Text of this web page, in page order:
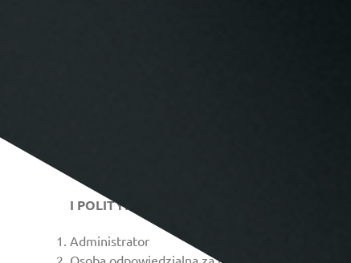
I POLITYKA PRYWATNOŚCI
Administrator
Osoba odpowiedzialna za udzielenie informacji o